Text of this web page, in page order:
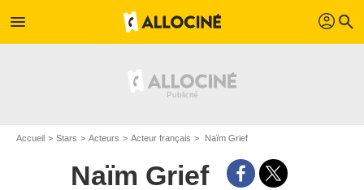
menu profil search
Accueil Stars Acteurs Acteur français Naïm Grief
Naïm Grief